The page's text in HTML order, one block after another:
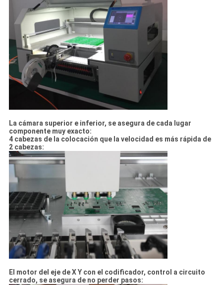
La cámara superior e inferior, se asegura de cada lugar
componente muy exacto:
4 cabezas de la colocación que la velocidad es más rápida de
2 cabezas:
El motor del eje de X Y con el codificador, control a circuito
cerrado, se asegura de no perder pasos: